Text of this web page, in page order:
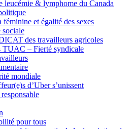
leucémie & lymphome du Canada
et égalité des sexes
sociale
des travailleurs agricoles
TUAC – Fierté syndicale
mondiale
d’Uber s’unissent
pour tous